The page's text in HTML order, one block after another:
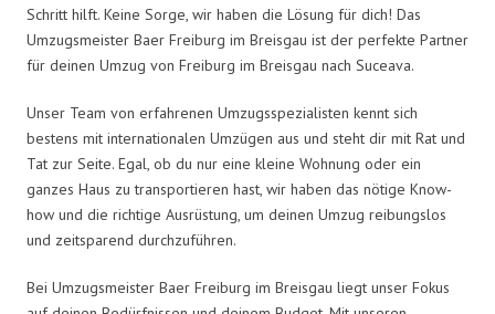
Schritt hilft. Keine Sorge, wir haben die Lösung für dich! Das
Umzugsmeister Baer Freiburg im Breisgau ist der perfekte Partner
für deinen Umzug von Freiburg im Breisgau nach Suceava.
Unser Team von erfahrenen Umzugsspezialisten kennt sich
bestens mit internationalen Umzügen aus und steht dir mit Rat und
Tat zur Seite. Egal, ob du nur eine kleine Wohnung oder ein
ganzes Haus zu transportieren hast, wir haben das nötige Know-
how und die richtige Ausrüstung, um deinen Umzug reibungslos
und zeitsparend durchzuführen.
Bei Umzugsmeister Baer Freiburg im Breisgau liegt unser Fokus